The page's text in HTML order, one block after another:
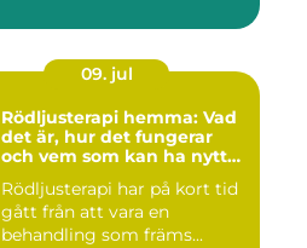
09. jul
Rödljusterapi hemma: Vad
det är, hur det fungerar
och vem som kan ha nytta
Rödljusterapi har på kort tid
gått från att vara en
behandling som främs...